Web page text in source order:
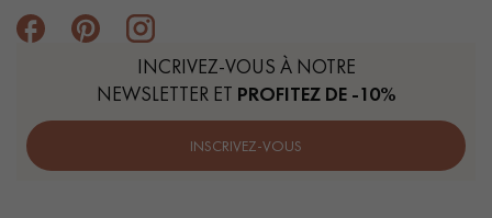
INCRIVEZ-VOUS À NOTRE
NEWSLETTER ET PROFITEZ DE -10%
INSCRIVEZ-VOUS